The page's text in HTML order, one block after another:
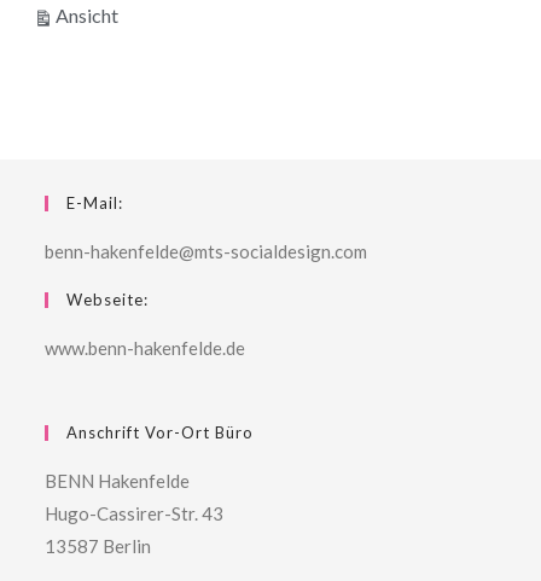
Ansichtausdrucken
E-Mail:
benn-hakenfelde@mts-socialdesign.com
Webseite:
www.benn-hakenfelde.de
Anschrift Vor-Ort Büro
BENN Hakenfelde
Hugo-Cassirer-Str. 43
13587 Berlin